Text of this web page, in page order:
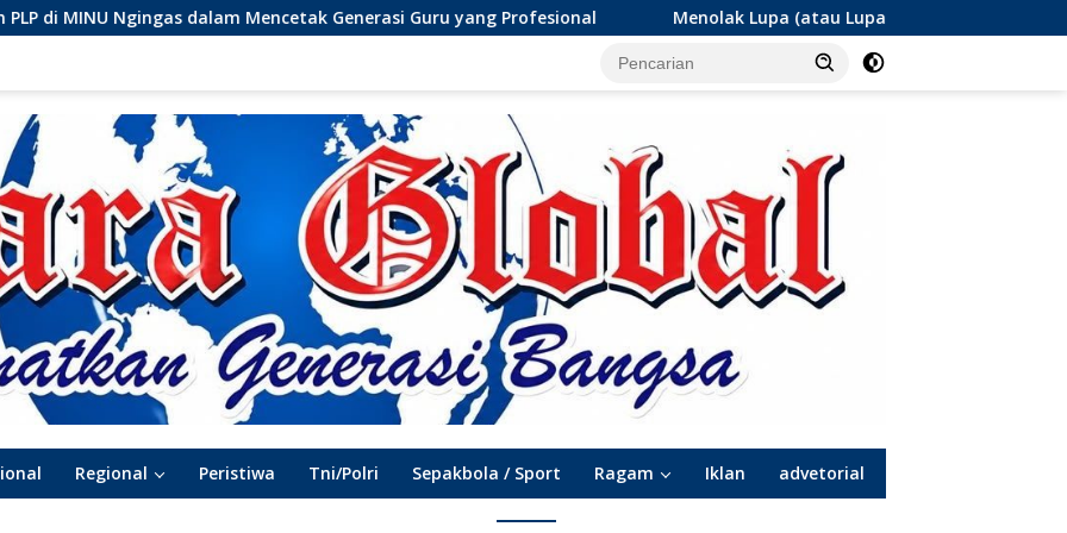
Generasi Guru yang Profesional Menolak Lupa (atau Lupa Ingatan?): Menanti Angka Rp2,3 Triliun Jargas PGN
Regional Peristiwa Tni/Polri Sepakbola / Sport Ragam Iklan advetorial